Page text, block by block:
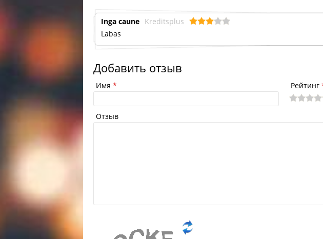
Inga caune Kreditsplus
Labas
Добавить отзыв
Имя * Рейтинг
Отзыв